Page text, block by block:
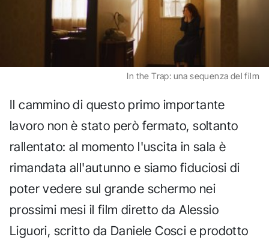
In the Trap: una sequenza del film
Il cammino di questo primo importante
lavoro non è stato però fermato, soltanto
rallentato: al momento l'uscita in sala è
rimandata all'autunno e siamo fiduciosi di
poter vedere sul grande schermo nei
prossimi mesi il film diretto da Alessio
Liguori, scritto da Daniele Cosci e prodotto